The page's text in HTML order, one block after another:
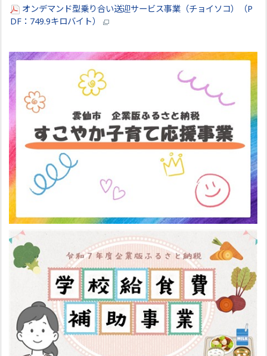
オンデマンド型乗り合い送迎サービス事業（チョイソコ）（P
DF：749.9キロバイト）